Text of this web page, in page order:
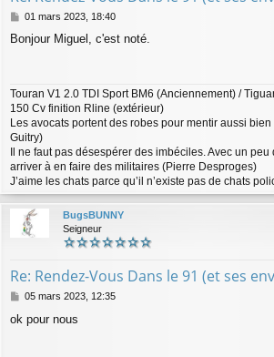
M
s
e
01 mars 2023, 18:40
Bonjour Miguel, c'est noté.
Touran V1 2.0 TDI Sport BM6 (Anciennement) /
150 Cv finition Rline (extérieur)
Les avocats portent des robes pour mentir aussi
Guitry)
Il ne faut pas désespérer des imbéciles. Avec un
arriver à en faire des militaires (Pierre Desproges)
J’aime les chats parce qu’il n’existe pas de chats
BugsBUNNY
Seigneur
Re: Rendez-Vous Dans le 91 (et ses
M
s
05 mars 2023, 12:35
ok pour nous